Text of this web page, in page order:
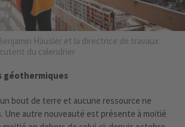
Häusler et la directrice de travaux
du calendrier
géothermiques
bout de terre et aucune ressource ne
Une autre nouveauté est présente à moitié